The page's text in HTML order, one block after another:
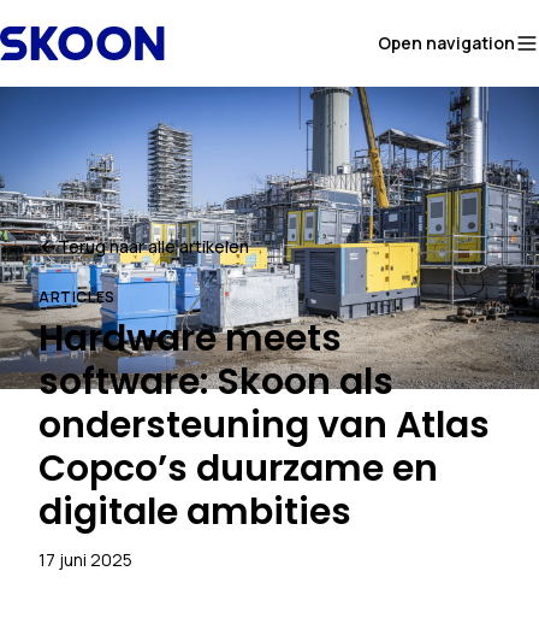
Open navigation
Terug naar alle artikelen
ARTICLES
Hardware meets
software: Skoon als
ondersteuning van Atlas
Copco’s duurzame en
digitale ambities
17 juni 2025